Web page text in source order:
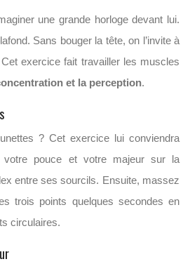
une grande horloge devant lui.
Sans bouger la tête, on l’invite à
exercice fait travailler les muscles
et la perception.
? Cet exercice lui conviendra
votre pouce et votre majeur sur la
entre ses sourcils. Ensuite, massez
trois points quelques secondes en
circulaires.